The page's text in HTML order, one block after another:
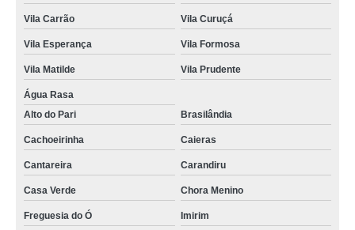
Vila Carrão Vila Curuçá
Vila Esperança Vila Formosa
Vila Matilde Vila Prudente
Água Rasa
Alto do Pari
Brasilândia
Cachoeirinha Caieras
Cantareira Carandiru
Casa Verde Chora Menino
Freguesia do Ó Imirim